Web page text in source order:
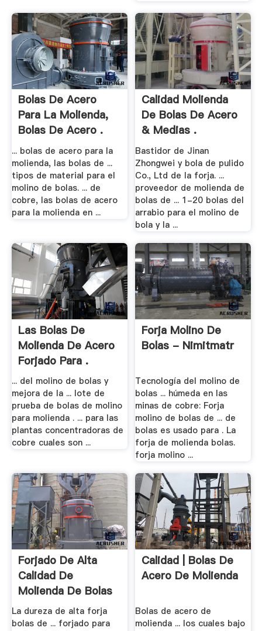
Bolas De Acero
Para La Molienda,
Bolas De Acero .
... bolas de acero para la
molienda, las bolas de ...
tipos de material para el
molino de bolas. ... de
cobre, las bolas de acero
para la molienda en ...
Calidad Molienda
De Bolas De Acero
& Medias .
Bastidor de Jinan
Zhongwei y bola de pulido
Co., Ltd de la forja. ...
proveedor de molienda de
bolas de ... 1-20 bolas del
arrabio para el molino de
bola y la ...
Las Bolas De
Molienda De Acero
Forjado Para .
... del molino de bolas y
mejora de la ... lote de
prueba de bolas de molino
para molienda . ... para las
plantas concentradoras de
cobre cuales son ...
Forja Molino De
Bolas - Nimitmatr
Tecnología del molino de
bolas ... húmeda en las
minas de cobre: Forja
molino de bolas de ... de
bolas es usado para . La
forja de molienda bolas.
forja molino ...
Forjado De Alta
Calidad De
Molienda De Bolas
De .
La dureza de alta forja
bolas de ... forjado para
Calidad | Bolas De
Acero De Molienda
Bolas de acero de
molienda ... los cuales bajo